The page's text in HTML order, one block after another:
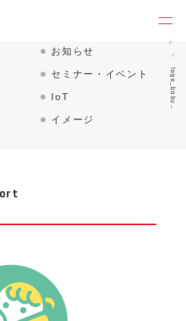
logo_baby…
お知らせ
セミナー・イベント
IoT
イメージ